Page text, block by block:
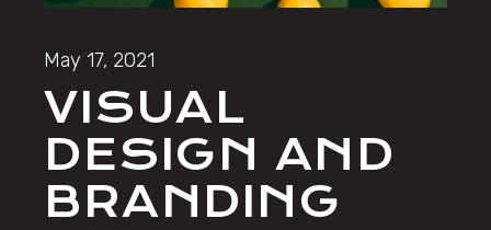
May 17, 2021
VISUAL
DESIGN AND
BRANDING